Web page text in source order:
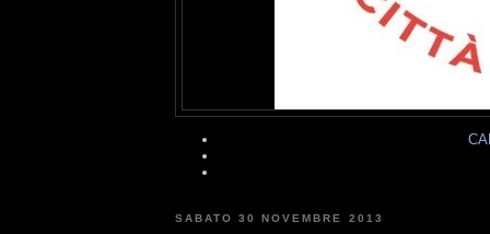
SABATO 30 NOVEMBRE 2013